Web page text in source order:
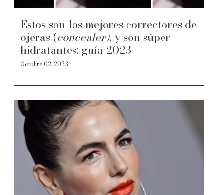
Estos son los mejores correctores de
ojeras (concealer), y son súper
hidratantes: guía 2023
Octubre 02, 2023